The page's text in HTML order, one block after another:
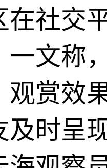
在社交
一文称
观赏效
及时呈